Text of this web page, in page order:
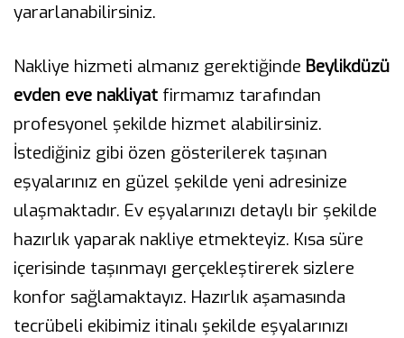
yararlanabilirsiniz.
Nakliye hizmeti almanız gerektiğinde Beylikdüzü
evden eve nakliyat firmamız tarafından
profesyonel şekilde hizmet alabilirsiniz.
İstediğiniz gibi özen gösterilerek taşınan
eşyalarınız en güzel şekilde yeni adresinize
ulaşmaktadır. Ev eşyalarınızı detaylı bir şekilde
hazırlık yaparak nakliye etmekteyiz. Kısa süre
içerisinde taşınmayı gerçekleştirerek sizlere
konfor sağlamaktayız. Hazırlık aşamasında
tecrübeli ekibimiz itinalı şekilde eşyalarınızı